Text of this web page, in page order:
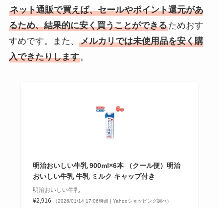
アレクサンドルドゥ
パリはなぜ高い？な
ぜ人気？安く買える
法も解説！
気？安く買える方法
も解説！
The Rowはなぜ高
ネット通販で買えば、セールやポイント還元があ
るため、結果的に安く買うことができるためおす
すめです。また、 メルカリでは未使用品を安く購
入できたりします。
明治おいしい牛乳 900ml×6本 （クール便）明治
おいしい牛乳 牛乳 ミルク キャップ付き
明治おいしい牛乳
¥2,916
（2026/01/14 17:06時点 | Yahooショッピング調べ）